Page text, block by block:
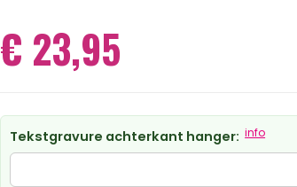
€ 23,95
Tekstgravure achterkant hanger: info